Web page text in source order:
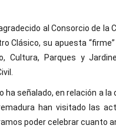
al Consorcio de la
Clásico, su apuesta
Cultura, Parques y
ha señalado, en relación a
han visitado las
poder celebrar cuanto